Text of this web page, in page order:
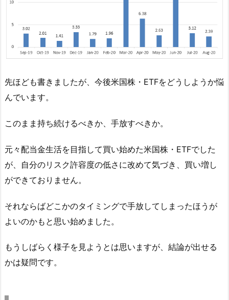
先ほども書きましたが、今後米国株・ETFをどうしようか悩
んでいます。
このまま持ち続けるべきか、手放すべきか。
元々配当金生活を目指して買い始めた米国株・ETFでした
が、自分のリスク許容度の低さに改めて気づき、買い増し
ができておりません。
それならばどこかのタイミングで手放してしまったほうが
よいのかもと思い始めました。
もうしばらく様子を見ようとは思いますが、結論が出せる
かは疑問です。